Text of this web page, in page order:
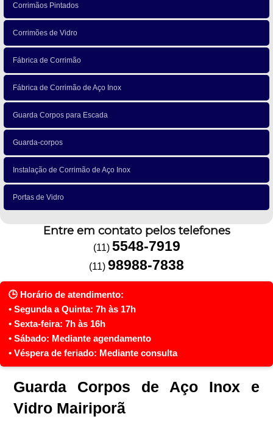
Corrimãos Pintados
Corrimões de Vidro
Fábrica de Corrimão
Fábrica de Corrimão de Aço Inox
Guarda Corpos para Escada
Guarda-corpos
Instalação de Corrimão de Aço Inox
Portas de Vidro
Entre em contato pelos telefones
(11) 5548-7919
(11) 98988-7838
Guarda Corpos de Aço Inox e
Vidro Mairiporã